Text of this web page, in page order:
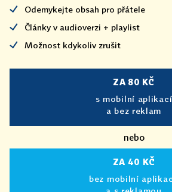
Odemykejte obsah pro přátele
Články v audioverzi + playlist
Možnost kdykoliv zrušit
ZA 80 KČ
s mobilní aplikací
a bez reklam
nebo
ZA 40 KČ
bez mobilní